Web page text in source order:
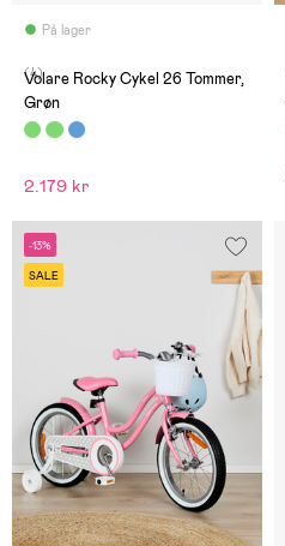
På lager
(4)
Volare Rocky Cykel 26 Tommer,
Grøn
2.179 kr
-13%
SALE